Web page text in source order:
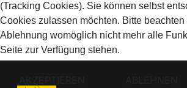
(Tracking Cookies). Sie können selbst
Cookies zulassen möchten. Bitte
Ablehnung womöglich nicht mehr alle
Seite zur Verfügung stehen.